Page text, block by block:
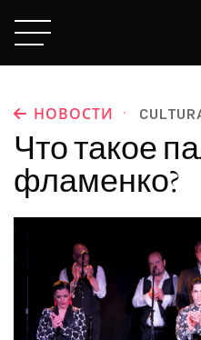
НОВОСТИ ·
Что такое
фламенко?